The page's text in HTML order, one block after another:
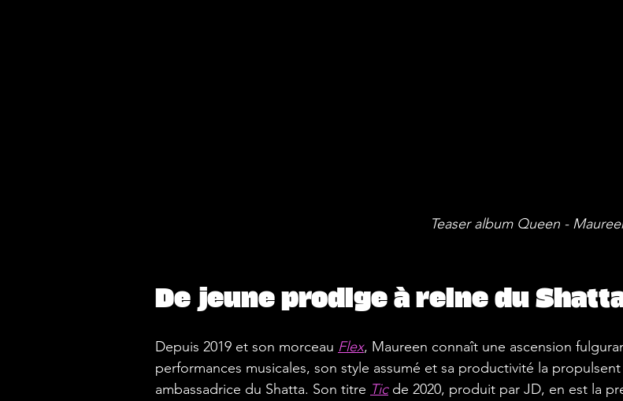
Teaser album Queen -
De jeune prodige à reine du
Depuis 2019 et son morceau Flex, Maureen connaît une ascension
performances musicales, son style assumé et sa productivité la
ambassadrice du Shatta. Son titre Tic de 2020, produit par JD, en est la